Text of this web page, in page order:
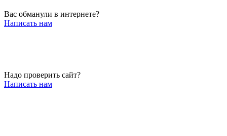
Вас обманули в интернете?
Написать нам
Надо проверить сайт?
Написать нам